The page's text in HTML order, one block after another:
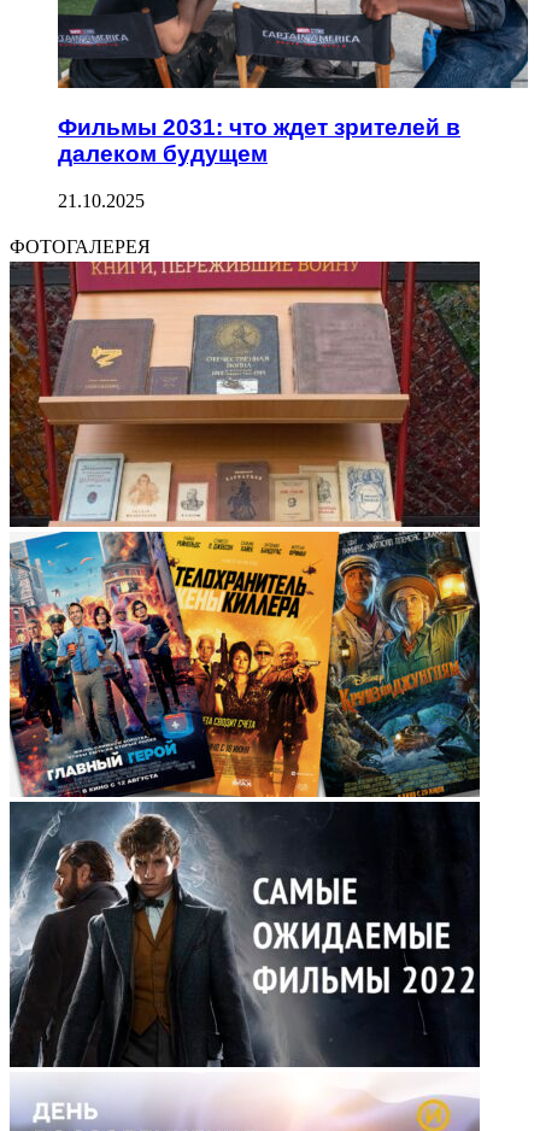
Фильмы 2031: что ждет зрителей в
далеком будущем
21.10.2025
ФОТОГАЛЕРЕЯ